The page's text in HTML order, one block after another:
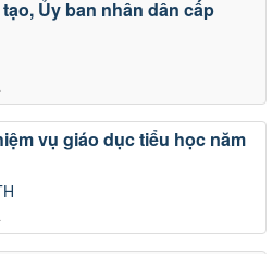
Ủy ban nhân dân cấp
vụ giáo dục tiểu học năm